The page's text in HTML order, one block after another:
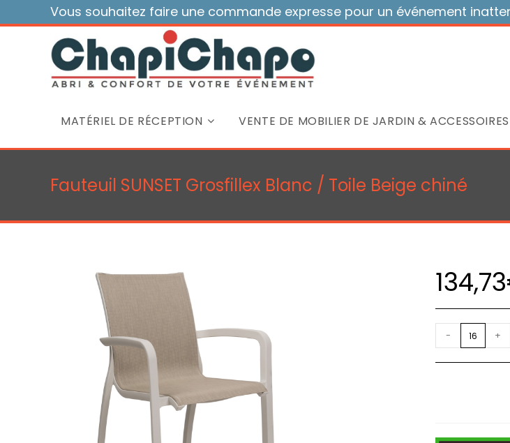
to
Vous souhaitez faire une commande expresse pour un événement
MATÉRIEL DE RÉCEPTION VENTE DE MOBILIER DE JARDIN & ACCESSOIRES
Fauteuil SUNSET Grosfillex Blanc / Toile Beige chiné
134,73
quantité
de
Fauteuil
/
- +